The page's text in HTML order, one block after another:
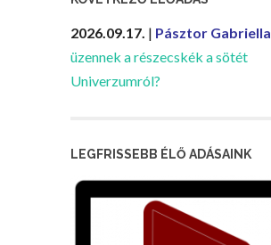
2026.09.17. | Pásztor Gabriella
üzennek a részecskék a sötét
Univerzumról?
LEGFRISSEBB ÉLŐ ADÁSAINK